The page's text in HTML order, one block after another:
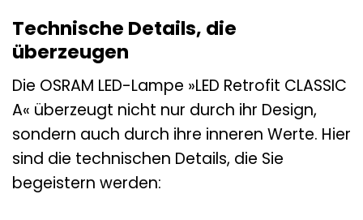
Technische Details, die
überzeugen
Die OSRAM LED-Lampe »LED Retrofit CLASSIC
A« überzeugt nicht nur durch ihr Design,
sondern auch durch ihre inneren Werte. Hier
sind die technischen Details, die Sie
begeistern werden: